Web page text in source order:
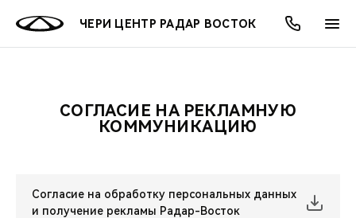
ЧЕРИ ЦЕНТР РАДАР ВОСТОК
МОДЕЛИ
КРОССОВЕРЫ
ПОКУПАТЕЛЯМ
КРЕДИТ И СТРАХОВАНИЕ
ВЛАДЕЛЬЦАМ
ЗАПЧАСТИ И АКСЕССУАРЫ
МИР CHERY
О БРЕНДЕ
АКЦИИ
ОНЛАЙН СЕРВИСЫ
КРЕДИТ
О КОМПАНИИ
МЫ В СОЦСЕТЯХ
СОГЛАСИЕ НА РЕКЛАМНУЮ
КОММУНИКАЦИЮ
Согласие на обработку персональных данных
и получение рекламы Радар-Восток